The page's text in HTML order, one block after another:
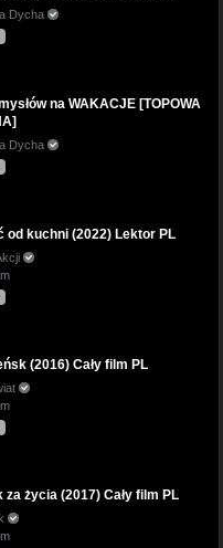
Dycha
na WAKACJE [TOPOWA
Dycha
od kuchni (2022) Lektor PL
(2016) Cały film PL
za życia (2017) Cały film PL